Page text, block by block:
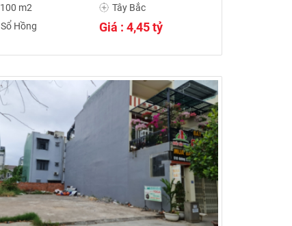
100 m2
Tây Bắc
Sổ Hồng
Giá : 4,45 tỷ